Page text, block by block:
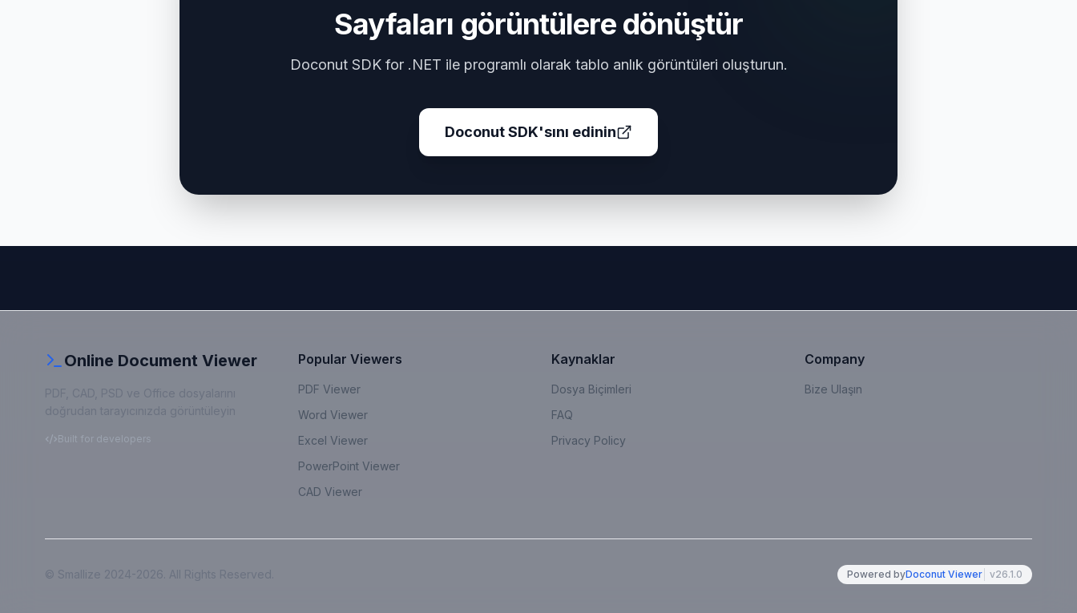
Sayfaları görüntülere dönüştür
Doconut SDK for .NET ile programlı olarak tablo anlık görüntüleri oluşturun.
Doconut SDK'sını edinin
Online Document Viewer
PDF, CAD, PSD ve Office dosyalarını
doğrudan tarayıcınızda görüntüleyin
Built for developers
Popular Viewers
PDF Viewer
Word Viewer
Excel Viewer
PowerPoint Viewer
CAD Viewer
Kaynaklar
Dosya Biçimleri
FAQ
Privacy Policy
Company
Bize Ulaşın
© Smallize 2024-2026 . All Rights Reserved. Powered byDoconut Viewer v26.1.0